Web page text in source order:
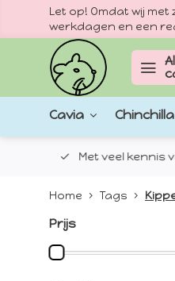
Let op! Omdat wij
werkdagen en een
Cavia Chinchilla
Met veel kennis
Home Tags
Prijs